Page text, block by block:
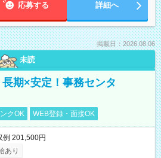
応募する 詳細へ
掲載日：2026.08.06
未読
長期×安定！事務センタ
クOK WEB登録・面接OK
201,500円
あり